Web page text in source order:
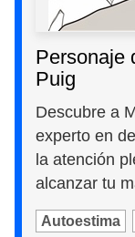
Personaje
Puig
Descubre a
experto en
la atención
alcanzar tu
Autoestima